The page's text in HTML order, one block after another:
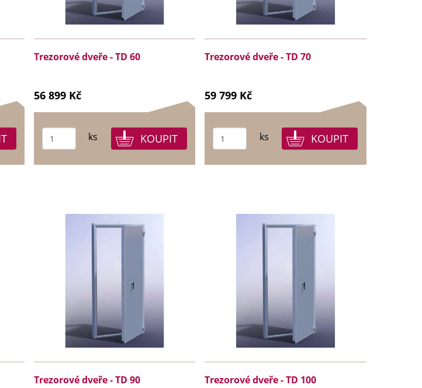
Trezorové dveře - TD 60
56 899 Kč
ks
Trezorové dveře - TD 70
59 799 Kč
ks
Trezorové dveře - TD 90 Trezorové dveře - TD 100